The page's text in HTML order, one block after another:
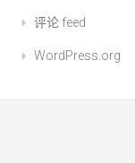
评论 feed
WordPress.org